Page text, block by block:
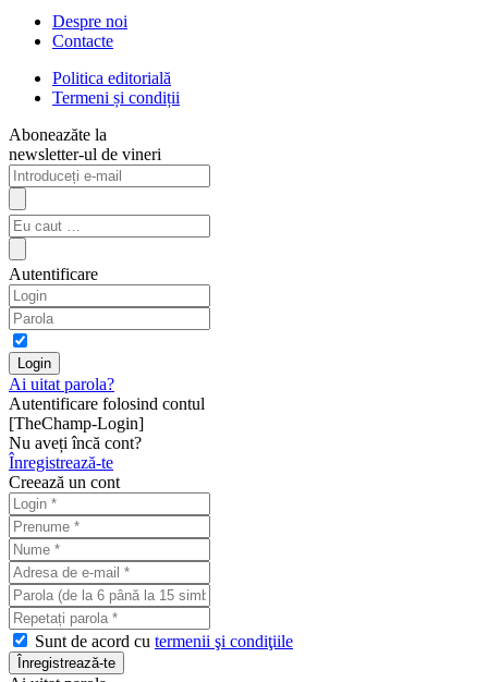
Despre noi
Contacte
Politica editorială
Termeni și condiții
Aboneazăte la
newsletter-ul de vineri
Autentificare
Ai uitat parola?
Autentificare folosind contul
[TheChamp-Login]
Nu aveți încă cont?
Înregistrează-te
Creează un cont
Sunt de acord cu termenii şi condiţiile